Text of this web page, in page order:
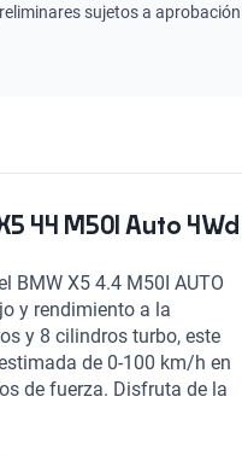
sujetos a aprobación
44 M50I Auto 4Wd
BMW X5 4.4 M50I AUTO
y rendimiento a la
y 8 cilindros turbo, este
de 0-100 km/h en
de fuerza. Disfruta de la
de 8 velocidades que